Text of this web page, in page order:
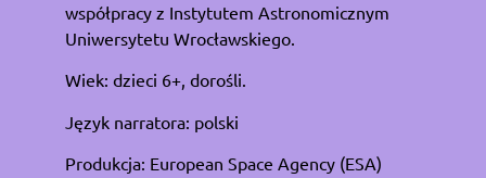
współpracy z Instytutem Astronomicznym
Uniwersytetu Wrocławskiego.
Wiek: dzieci 6+, dorośli.
Język narratora: polski
Produkcja: European Space Agency (ESA)